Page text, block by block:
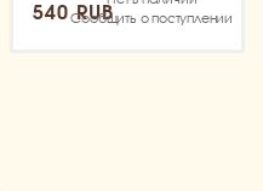
540 RUB
Сообщить о поступлении